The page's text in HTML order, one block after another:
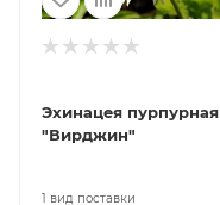
Эхинацея пурпурная
"Вирджин"
1 вид поставки